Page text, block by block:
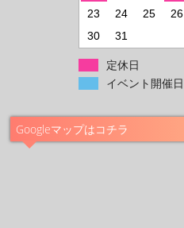
23
24 25 26
30
31
定休日
イベント開催日
Googleマップはコチラ